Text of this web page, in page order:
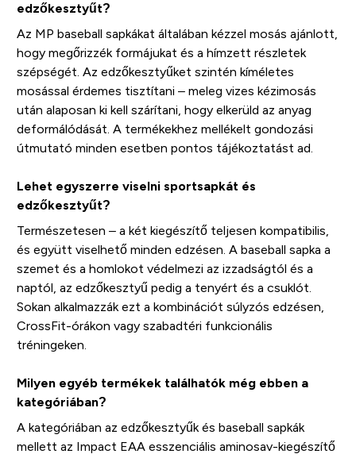
edzőkesztyűt?
Az MP baseball sapkákat általában kézzel mosás ajánlott,
hogy megőrizzék formájukat és a hímzett részletek
szépségét. Az edzőkesztyűket szintén kíméletes
mosással érdemes tisztítani – meleg vizes kézimosás
után alaposan ki kell szárítani, hogy elkerüld az anyag
deformálódását. A termékekhez mellékelt gondozási
útmutató minden esetben pontos tájékoztatást ad.
Lehet egyszerre viselni sportsapkát és
edzőkesztyűt?
Természetesen – a két kiegészítő teljesen kompatibilis,
és együtt viselhető minden edzésen. A baseball sapka a
szemet és a homlokot védelmezi az izzadságtól és a
naptól, az edzőkesztyű pedig a tenyért és a csuklót.
Sokan alkalmazzák ezt a kombinációt súlyzós edzésen,
CrossFit-órákon vagy szabadtéri funkcionális
tréningeken.
Milyen egyéb termékek találhatók még ebben a
kategóriában?
A kategóriában az edzőkesztyűk és baseball sapkák
mellett az Impact EAA esszenciális aminosav-kiegészítő